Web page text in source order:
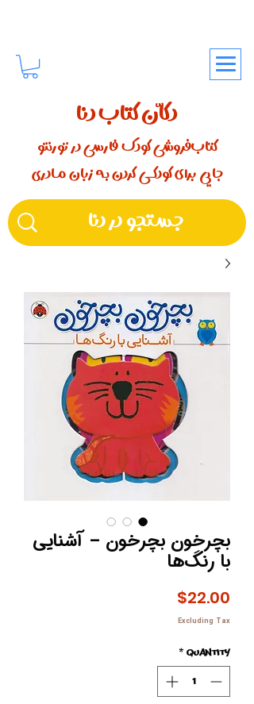
دکّان کتاب دنا
کتاب‌فروشی کودک فارسی در تورنتو
جایی برای کودکـــی کردن بـه زبان مـادری
بچرخون بچرخون – آشنایی
با رنگ‌ها
$22.00
Excluding Tax
Quantity
*